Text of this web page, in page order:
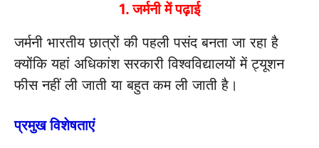
1. जर्मनी में पढ़ाई
जर्मनी भारतीय छात्रों की पहली पसंद बनता जा रहा है
क्योंकि यहां अधिकांश सरकारी विश्वविद्यालयों में ट्यूशन
फीस नहीं ली जाती या बहुत कम ली जाती है।
प्रमुख विशेषताएं